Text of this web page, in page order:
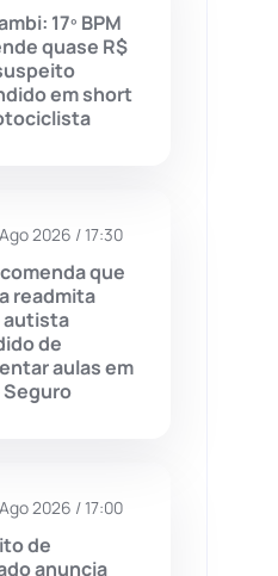
(49)
17º BPM
quase R$
em short
2026 / 17:30
que
readmita
autista
de
aulas em
2026 / 17:00
de
anuncia